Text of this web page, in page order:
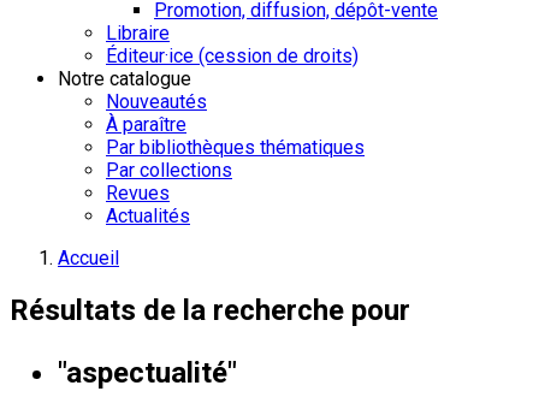
Promotion, diffusion, dépôt-vente
Libraire
Éditeur·ice (cession de droits)
Notre catalogue
Nouveautés
À paraître
Par bibliothèques thématiques
Par collections
Revues
Actualités
Accueil
Résultats de la recherche pour
"aspectualité"